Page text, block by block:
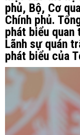
phủ, Bộ, Cơ
Chính phủ.
phát biểu quan
Lãnh sự quán
phát biểu của